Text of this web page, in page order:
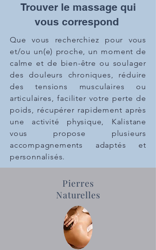
Trouver le massage qui
vous correspond
Que vous recherchiez pour vous
et/ou un(e) proche, un moment de
calme et de bien-être ou soulager
des douleurs chroniques, réduire
des tensions musculaires ou
articulaires, faciliter votre perte de
poids, récupérer rapidement après
une activité physique, Kalistane
vous propose plusieurs
accompagnements adaptés et
personnalisés.
Pierres
Naturelles